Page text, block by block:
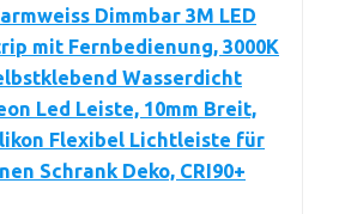
Dimmbar 3M LED
mit Fernbedienung, 3000K
Wasserdicht
Led Leiste, 10mm Breit,
Flexibel Lichtleiste für
Schrank Deko, CRI90+